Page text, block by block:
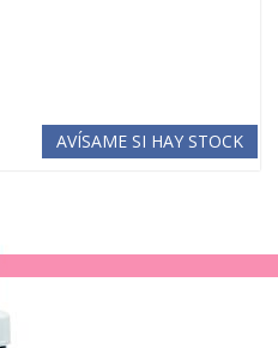
AVÍSAME SI HAY STOCK